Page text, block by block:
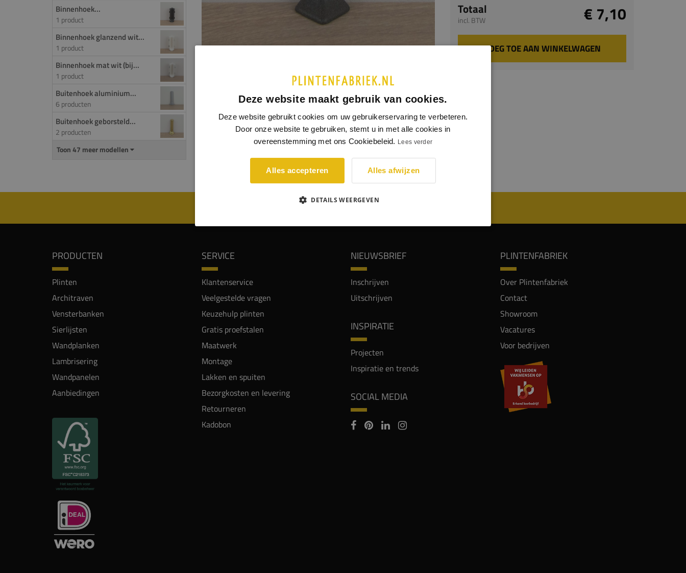
Binnenhoek...
1 product
Binnenhoek glanzend wit...
1 product
Binnenhoek mat wit (bij...
1 product
Buitenhoek aluminium...
6 producten
Buitenhoek geborsteld...
2 producten
Toon 47 meer modellen
PRODUCTINFORMATIE SPECIFICATIES
Buitenhoek bij aluminium plint model 5506, gezandstraald
Buitenhoek gezandstraald donkergrijs (bij 5506)
Totaal
incl. BTW € 7,10
VOEG TOE AAN WINKELWAGEN
WIJ WORDEN BEOORDEELD MET EEN 8.8
PRODUCTEN
Plinten
Architraven
Vensterbanken
Sierlijsten
Wandplanken
Lambrisering
Wandpanelen
Aanbiedingen
SERVICE
Klantenservice
Veelgestelde vragen
Keuzehulp plinten
Gratis proefstalen
Maatwerk
Montage
Lakken en spuiten
Bezorgkosten en levering
Retourneren
Kadobon
NIEUWSBRIEF
Inschrijven
Uitschrijven
INSPIRATIE
Projecten
Inspiratie en trends
SOCIAL MEDIA
PLINTENFABRIEK
Over Plintenfabriek
Contact
Showroom
Vacatures
Voor bedrijven
Deze website maakt gebruik van cookies.
Deze website gebruikt cookies om uw gebruikerservaring te verbeteren.
Door onze website te gebruiken, stemt u in met alle cookies in
overeenstemming met ons Cookiebeleid. Lees verder
Alles accepteren Alles afwijzen
DETAILS WEERGEVEN